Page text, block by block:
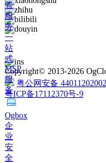
管
服
务
一
站
式
MSP
服
务
Ogbox
企
业
安
全
Copyright© 2013-2026
粤公网安备
粤ICP备17112370号-9